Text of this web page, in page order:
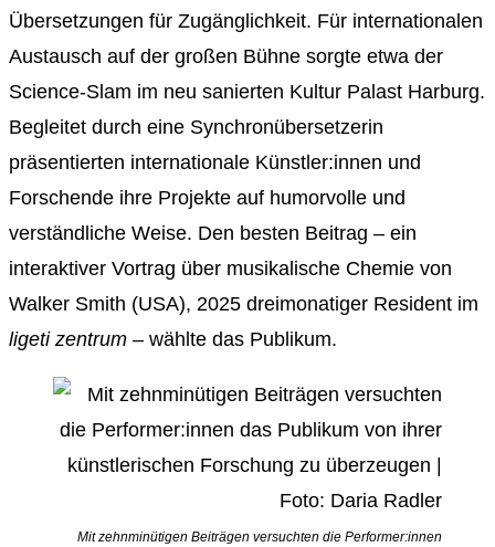
Übersetzungen für Zugänglichkeit. Für internationalen
Austausch auf der großen Bühne sorgte etwa der
Science-Slam im neu sanierten Kultur Palast Harburg.
Begleitet durch eine Synchronübersetzerin
präsentierten internationale Künstler:innen und
Forschende ihre Projekte auf humorvolle und
verständliche Weise. Den besten Beitrag – ein
interaktiver Vortrag über musikalische Chemie von
Walker Smith (USA), 2025 dreimonatiger Resident im
ligeti zentrum – wählte das Publikum.
Mit zehnminütigen Beiträgen versuchten die Performer:innen